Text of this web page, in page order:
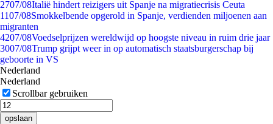
2707/08Italië hindert reizigers uit Spanje na migratiecrisis Ceuta
1107/08Smokkelbende opgerold in Spanje, verdienden miljoenen aan
migranten
4207/08Voedselprijzen wereldwijd op hoogste niveau in ruim drie jaar
3007/08Trump grijpt weer in op automatisch staatsburgerschap bij
geboorte in VS
Nederland
Nederland
Scrollbar gebruiken
opslaan